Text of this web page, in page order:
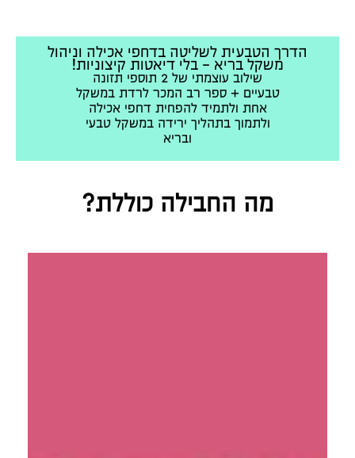
הדרך הטבעית לשליטה בדחפי אכילה וניהול
משקל בריא - בלי דיאטות קיצוניות!
שילוב עוצמתי של 2 תוספי תזונה
טבעיים + ספר רב המכר לרדת במשקל
אחת ולתמיד להפחית דחפי אכילה
ולתמוך בתהליך ירידה במשקל טבעי
ובריא
מה החבילה כוללת?